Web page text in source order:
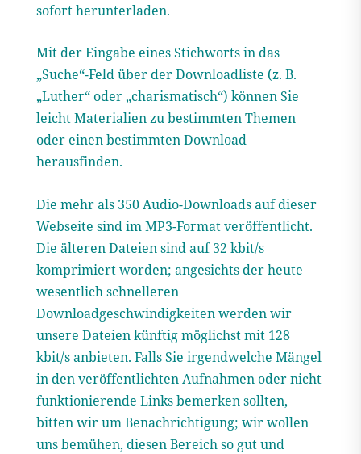
sofort herunterladen.
Mit der Eingabe eines Stichworts in das
„Suche“-Feld über der Downloadliste (z. B.
„Luther“ oder „charismatisch“) können Sie
leicht Materialien zu bestimmten Themen
oder einen bestimmten Download
herausfinden.
Die mehr als 350 Audio-Downloads auf dieser
Webseite sind im MP3-Format veröffentlicht.
Die älteren Dateien sind auf 32 kbit/s
komprimiert worden; angesichts der heute
wesentlich schnelleren
Downloadgeschwindigkeiten werden wir
unsere Dateien künftig möglichst mit 128
kbit/s anbieten. Falls Sie irgendwelche Mängel
in den veröffentlichten Aufnahmen oder nicht
funktionierende Links bemerken sollten,
bitten wir um Benachrichtigung; wir wollen
uns bemühen, diesen Bereich so gut und